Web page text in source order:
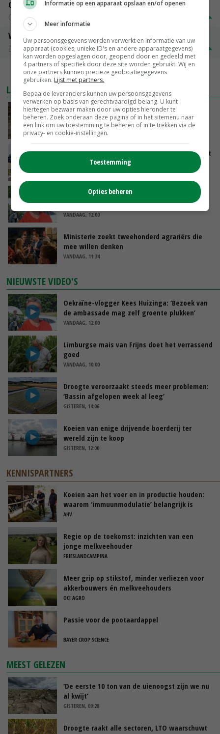
Gerst
Groningen
Volle melkpoeder
Zuivel NL
€ 345,00 € 20,00
MEER MARKTPRIJZEN
LAATSTE NIEUWS
Eierprijzen lijken dieptepunt achter zich te
laten
VANDAAG, 13:27
LTO en NAJK roepen leden op Brabants protest
te steunen
VANDAAG, 12:29
Oekraïne-vlogger Kees Huizinga: ‘Bezoek van
de ambassade mag zelf groente plukken’
VANDAAG, 12:00
Ministerie zoekt tweehonderd agrariërs die
mee willen denken
VANDAAG, 11:34
NIEUWSTE VIDEO'S
Oekraïne-vlogger Kees Huizinga: ‘Bezoek van
de ambassade mag zelf groente plukken’
VANDAAG, 12:00
Limburgse mais van Frijns doet het verrassend
goed
VANDAAG, 10:00
Droogte veroorzaakt steeds meer problemen:
‘Bassin afgelopen week al leeg’
GISTEREN, 14:06
Koeien van enige drijvende boerderij ter
wereld zijn te koop
GISTEREN, 12:00
KENNISPARTNERS
Koeien aan het voer en in productie houden:
waarom ‘immuunmodulatie’ belangrijk is
tijdens de transitieperiode
AHV
Regie op de toekomst: inzichten van een
jonge melkveehouder
FRIESLANDCAMPINA
Meer grip op stikstof, minder verliezen voor
akkerbouwers én melkveehouders
OCI AGRO
Passie voor de pootaardappel
BAYER CROP SCIENCE
MEEST GELEZEN
‘De eerste 10 ton van de uienoogst zijn we nu
al kwijt’
GISTEREN, 09:28
Droogte raakt alle sectoren, LTO waarschuwt
Informatie op een apparaat opslaan en/of openen
Meer informatie
Uw persoonsgegevens worden verwerkt en informatie van uw
apparaat (cookies, unieke ID's en andere apparaatgegevens)
kan worden opgeslagen door, geopend door en gedeeld met
4 partners of specifiek door deze site worden gebruikt. Wij en
onze partners kunnen precieze geolocatiegegevens
gebruiken. Lijst met partners.
Bepaalde leveranciers kunnen uw persoonsgegevens
verwerken op basis van gerechtvaardigd belang. U kunt
hiertegen bezwaar maken door uw opties hieronder te
beheren. Zoek onderaan deze pagina of in het sitemenu naar
een link om uw toestemming te beheren of in te trekken via de
privacy- en cookie-instellingen.
Toestemming
Opties beheren